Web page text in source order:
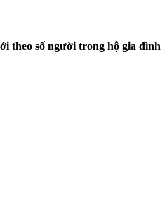
theo số người trong hộ gia đình